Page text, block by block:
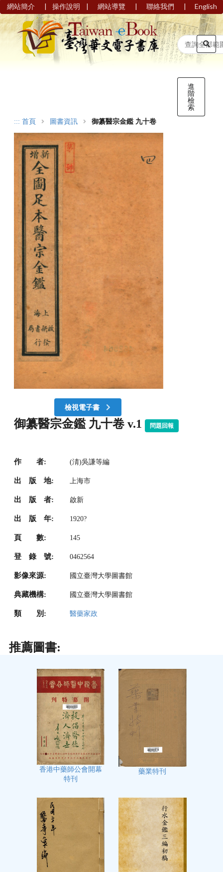
網站簡介 | 操作說明 | 網站導覽 | 聯絡我們 | English
進
階
檢
索
::: 首頁 圖書資訊 御纂醫宗金鑑 九十卷
檢視電子書
御纂醫宗金鑑 九十卷 v.1 問題回報
作 者: (淸)吳謙等編
出 版 地: 上海市
出 版 者: 啟新
出 版 年: 1920?
頁 數: 145
登 錄 號: 0462564
影像來源: 國立臺灣大學圖書館
典藏機構: 國立臺灣大學圖書館
類 別: 醫藥家政
推薦圖書:
香港中藥師公會開幕
特刊
藥業特刊